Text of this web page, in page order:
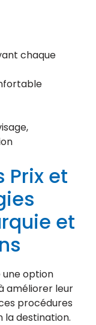
chaque
Prix et
et
une option
améliorer leur
procédures
la destination.